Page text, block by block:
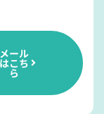
メール
はこち
ら